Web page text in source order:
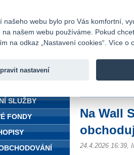
banka
Na Wall
24.4.2026 16:39,
SLUŽBY
FONDY
našeho webu bylo pro Vás komfortní,
na našem webu používáme. Pokud
na odkaz „Nastavení cookies“. Více o
nastavení